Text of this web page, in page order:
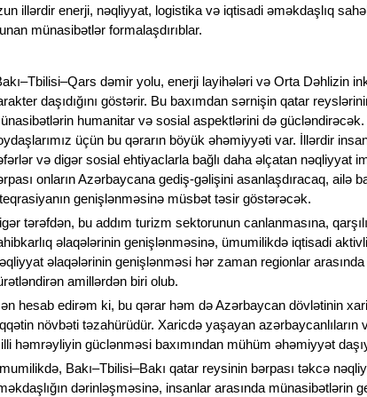
illərdir enerji, nəqliyyat, logistika və iqtisadi əməkdaşlıq
münasibətlər formalaşdırıblar.
dəmir yolu, enerji layihələri və Orta Dəhlizin
daşıdığını göstərir. Bu baxımdan sərnişin qatar
humanitar və sosial aspektlərini də gücləndirəcək.
üçün bu qərarın böyük əhəmiyyəti var. İllərdir
və digər sosial ehtiyaclarla bağlı daha əlçatan nəqliyyat
onların Azərbaycana gediş-gəlişini asanlaşdıracaq, ailə
genişlənməsinə müsbət təsir göstərəcək.
tərəfdən, bu addım turizm sektorunun canlanmasına,
əlaqələrinin genişlənməsinə, ümumilikdə iqtisadi
əlaqələrinin genişlənməsi hər zaman regionlar
amillərdən biri olub.
hesab edirəm ki, bu qərar həm də Azərbaycan dövlətinin
növbəti təzahürüdür. Xaricdə yaşayan
həmrəyliyin güclənməsi baxımından mühüm əhəmiyyət
Bakı–Tbilisi–Bakı qatar reysinin bərpası təkcə
dərinləşməsinə, insanlar arasında münasibətlərin